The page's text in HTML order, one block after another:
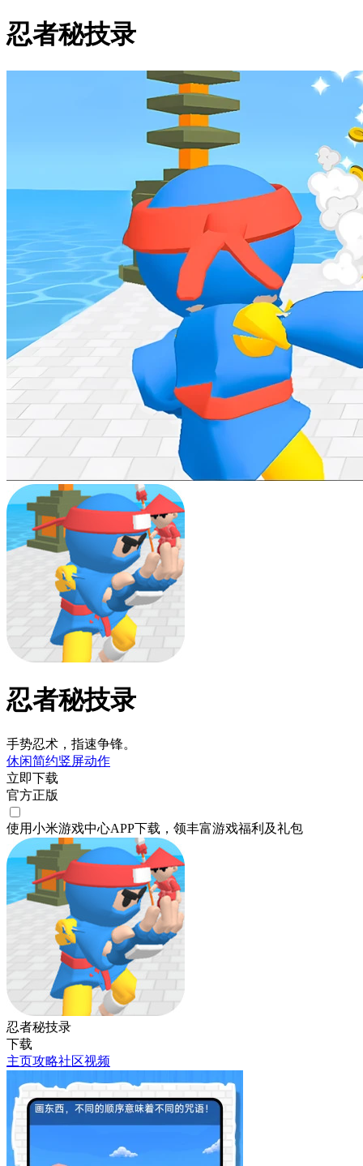
忍者秘技录
忍者秘技录
手势忍术，指速争锋。
休闲简约竖屏动作
立即下载
官方正版
使用小米游戏中心APP下载 ，领丰富游戏福利 及礼包
忍者秘技录
下载
主页攻略社区视频